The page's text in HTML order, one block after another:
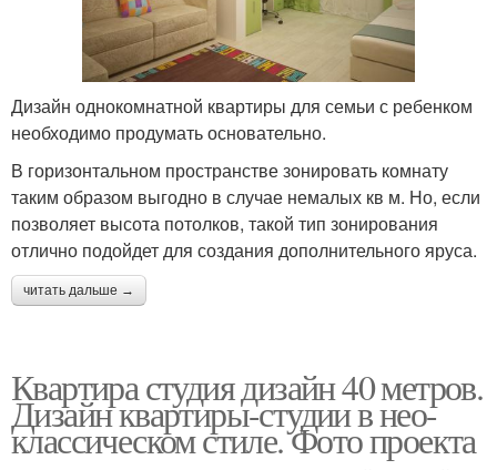
Дизайн однокомнатной квартиры для семьи с ребенком
необходимо продумать основательно.
В горизонтальном пространстве зонировать комнату
таким образом выгодно в случае немалых кв м. Но, если
позволяет высота потолков, такой тип зонирования
отлично подойдет для создания дополнительного яруса.
читать дальше →
Квартира студия дизайн 40 метров.
Дизайн квартиры-студии в нео-
классическом стиле. Фото проекта